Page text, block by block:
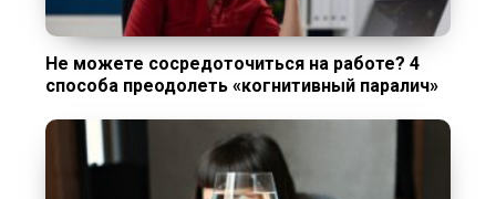
Не можете сосредоточиться на работе? 4
способа преодолеть «когнитивный паралич»